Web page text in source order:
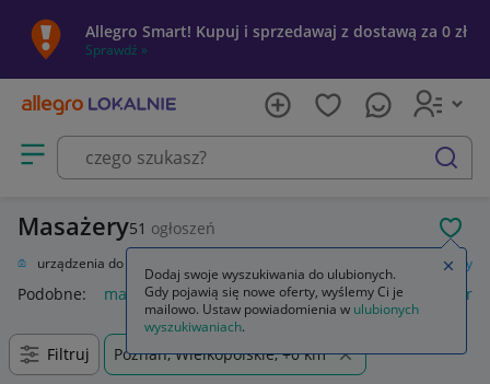
Allegro Smart! Kupuj i sprzedawaj z dostawą za 0 zł
Sprawdź »
Otwórz menu z kategoriami
szukaj
Masażery51 ogłoszeń
i urządzenia do masażu Masażery
Podobne: masażery masażer masażer do stóp
Filtruj Poznań, Wielkopolskie, +0 km
Dodaj swoje wyszukiwania do ulubionych.
Gdy pojawią się nowe oferty, wyślemy Ci je
mailowo. Ustaw powiadomienia w ulubionych
wyszukiwaniach.